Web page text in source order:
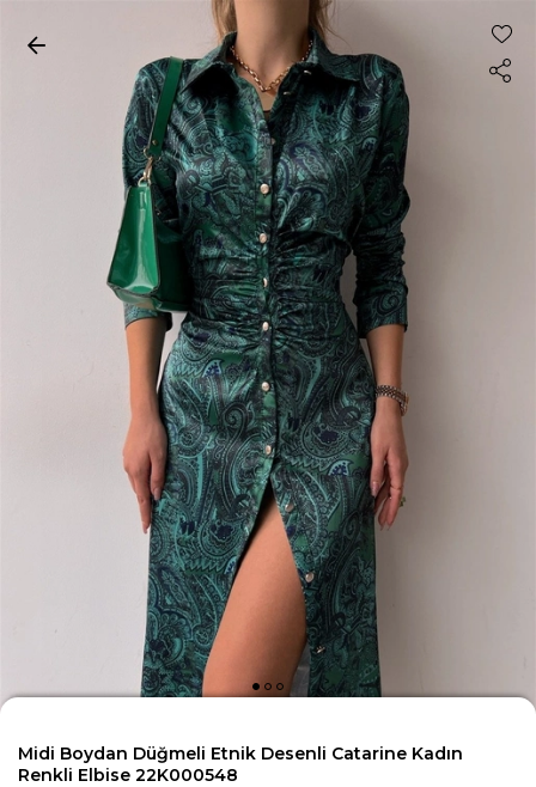
Midi Boydan Düğmeli Etnik Desenli Catarine Kadın
Renkli Elbise 22K000548